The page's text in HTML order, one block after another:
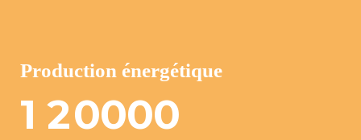
Production énergétique
1 20000